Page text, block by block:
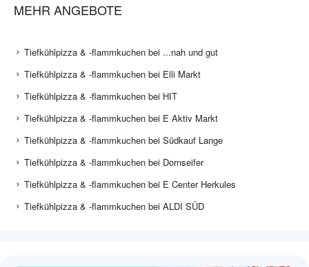
MEHR ANGEBOTE
Tiefkühlpizza & -flammkuchen bei ...nah und gut
Tiefkühlpizza & -flammkuchen bei Elli Markt
Tiefkühlpizza & -flammkuchen bei HIT
Tiefkühlpizza & -flammkuchen bei E Aktiv Markt
Tiefkühlpizza & -flammkuchen bei Südkauf Lange
Tiefkühlpizza & -flammkuchen bei Dornseifer
Tiefkühlpizza & -flammkuchen bei E Center Herkules
Tiefkühlpizza & -flammkuchen bei ALDI SÜD